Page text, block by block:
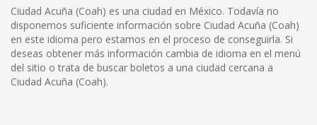
Ciudad Acuña (Coah) es una ciudad en México. Todavía no
disponemos suficiente información sobre Ciudad Acuña (Coah)
en este idioma pero estamos en el proceso de conseguirla. Si
deseas obtener más información cambia de idioma en el menú
del sitio o trata de buscar boletos a una ciudad cercana a
Ciudad Acuña (Coah).